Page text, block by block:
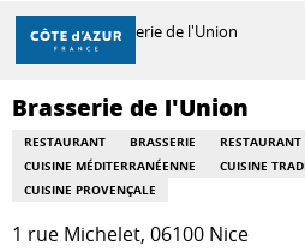
Aller
contenu
principal
DÉCOUVRIR
À FAIRE
Accueil Brasserie de l'Union
Brasserie de l'Union
RESTAURANT BRASSERIE
CUISINE MÉDITERRANÉENNE
CUISINE
CUISINE PROVENÇALE
1 rue Michelet, 06100 Nice